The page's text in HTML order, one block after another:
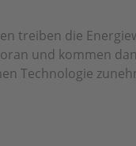
treiben die
und kommen
Technologie